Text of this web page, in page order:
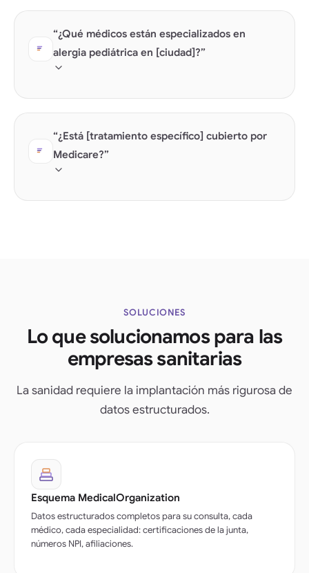
respuestas autorizadas se convierten en la fuente que
cita la IA.
“¿Qué médicos están especializados en
alergia pediátrica en [ciudad]?”
el marcado de afiliación hospitalaria.
“¿Está [tratamiento específico] cubierto por
Medicare?”
SOLUCIONES
Lo que solucionamos para las
empresas sanitarias
La sanidad requiere la implantación más rigurosa de
datos estructurados.
Esquema MedicalOrganization
Datos estructurados completos para su consulta, cada
médico, cada especialidad: certificaciones de la junta,
números NPI, afiliaciones.